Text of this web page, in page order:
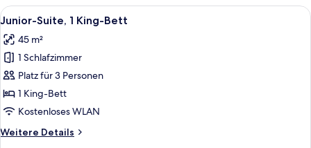
Alle
Fotos
für
Junior-
Suite,
1 King-
Bett
Ein modernes Hotelzimmer mit einer
4
Junior-Suite, 1 King-Bett
45 m²
1 Schlafzimmer
Platz für 3 Personen
1 King-Bett
Kostenloses WLAN
Weitere Details
Weitere